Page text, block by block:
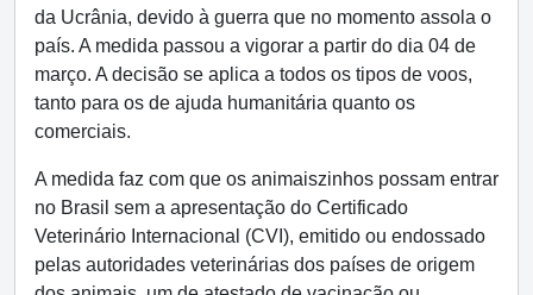
da Ucrânia, devido à guerra que no momento assola o
país. A medida passou a vigorar a partir do dia 04 de
março. A decisão se aplica a todos os tipos de voos,
tanto para os de ajuda humanitária quanto os
comerciais.
A medida faz com que os animaiszinhos possam entrar
no Brasil sem a apresentação do Certificado
Veterinário Internacional (CVI), emitido ou endossado
pelas autoridades veterinárias dos países de origem